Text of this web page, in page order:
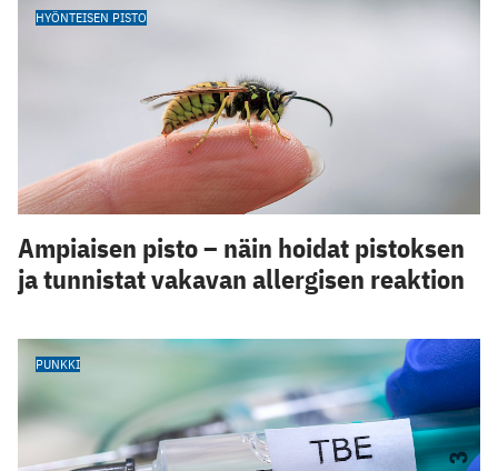
HYÖNTEISEN PISTO
Ampiaisen pisto – näin hoidat pistoksen
ja tunnistat vakavan allergisen reaktion
PUNKKI